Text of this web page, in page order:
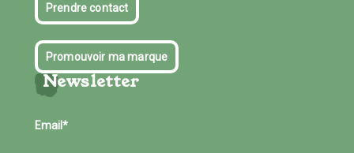
Prendre contact
Promouvoir ma marque
Newsletter